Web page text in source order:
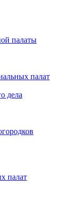
палаты
палат
дела
палат